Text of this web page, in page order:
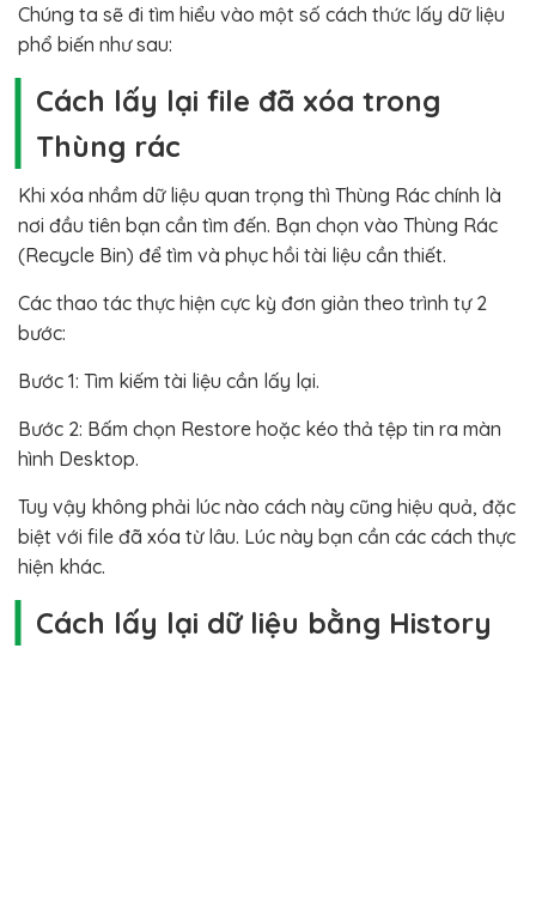
Chúng ta sẽ đi tìm hiểu vào một số cách thức lấy dữ liệu
phổ biến như sau:
Cách lấy lại file đã xóa trong
Thùng rác
Khi xóa nhầm dữ liệu quan trọng thì Thùng Rác chính là
nơi đầu tiên bạn cần tìm đến. Bạn chọn vào Thùng Rác
(Recycle Bin) để tìm và phục hồi tài liệu cần thiết.
Các thao tác thực hiện cực kỳ đơn giản theo trình tự 2
bước:
Bước 1: Tìm kiếm tài liệu cần lấy lại.
Bước 2: Bấm chọn Restore hoặc kéo thả tệp tin ra màn
hình Desktop.
Tuy vậy không phải lúc nào cách này cũng hiệu quả, đặc
biệt với file đã xóa từ lâu. Lúc này bạn cần các cách thực
hiện khác.
Cách lấy lại dữ liệu bằng History